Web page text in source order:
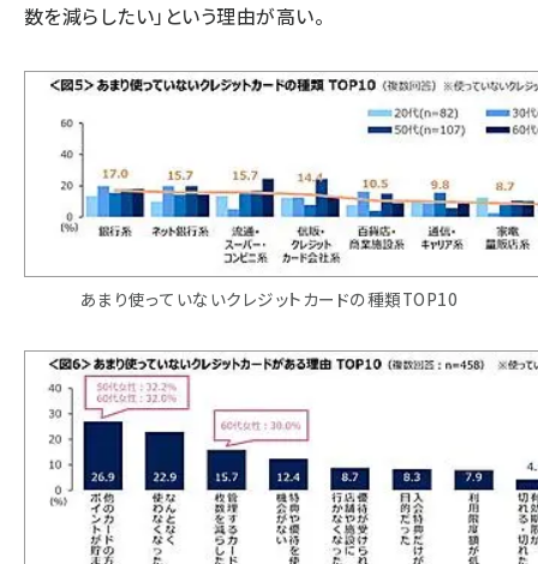
数を減らしたい」という理由が高い。
あまり使っていないクレジットカードの種類TOP10